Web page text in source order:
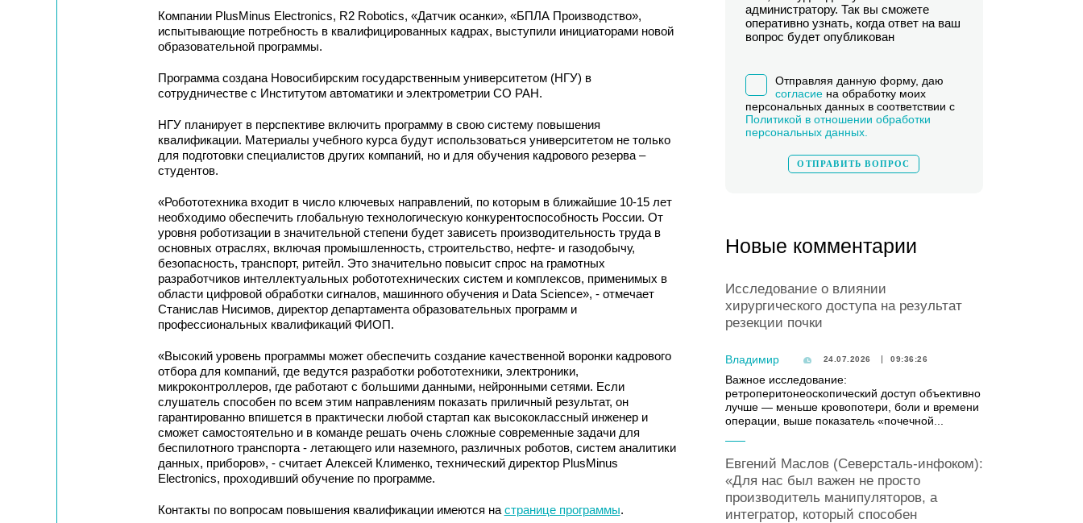
Компании PlusMinus Electronics, R2 Robotics, «Датчик осанки», «БПЛА Производство»,
испытывающие потребность в квалифицированных кадрах, выступили инициаторами новой
образовательной программы.
Программа создана Новосибирским государственным университетом (НГУ) в
сотрудничестве с Институтом автоматики и электрометрии СО РАН.
НГУ планирует в перспективе включить программу в свою систему повышения
квалификации. Материалы учебного курса будут использоваться университетом не только
для подготовки специалистов других компаний, но и для обучения кадрового резерва –
студентов.
«Робототехника входит в число ключевых направлений, по которым в ближайшие 10-15 лет
необходимо обеспечить глобальную технологическую конкурентоспособность России. От
уровня роботизации в значительной степени будет зависеть производительность труда в
основных отраслях, включая промышленность, строительство, нефте- и газодобычу,
безопасность, транспорт, ритейл. Это значительно повысит спрос на грамотных
разработчиков интеллектуальных робототехнических систем и комплексов, применимых в
области цифровой обработки сигналов, машинного обучения и Data Science», - отмечает
Станислав Нисимов, директор департамента образовательных программ и
профессиональных квалификаций ФИОП.
«Высокий уровень программы может обеспечить создание качественной воронки кадрового
отбора для компаний, где ведутся разработки робототехники, электроники,
микроконтроллеров, где работают с большими данными, нейронными сетями. Если
слушатель способен по всем этим направлениям показать приличный результат, он
гарантированно впишется в практически любой стартап как высококлассный инженер и
сможет самостоятельно и в команде решать очень сложные современные задачи для
беспилотного транспорта - летающего или наземного, различных роботов, систем аналитики
данных, приборов», - считает Алексей Клименко, технический директор PlusMinus
Electronics, проходивший обучение по программе.
Контакты по вопросам повышения квалификации имеются на странице программы.
администратору. Так вы сможете
оперативно узнать, когда ответ на ваш
вопрос будет опубликован
Отправляя данную форму, даю
согласиена обработку моих
персональных данных в соответствии с
Политикой в отношении обработки
персональных данных.
Новые комментарии
Исследование о влиянии
хирургического доступа на результат
резекции почки
Владимир 24.07.2026 09:36:26
Важное исследование:
ретроперитонеоскопический доступ объективно
лучше — меньше кровопотери, боли и времени
операции, выше показатель «почечной...
Евгений Маслов (Северсталь-инфоком):
«Для нас был важен не просто
производитель манипуляторов, а
интегратор, который способен